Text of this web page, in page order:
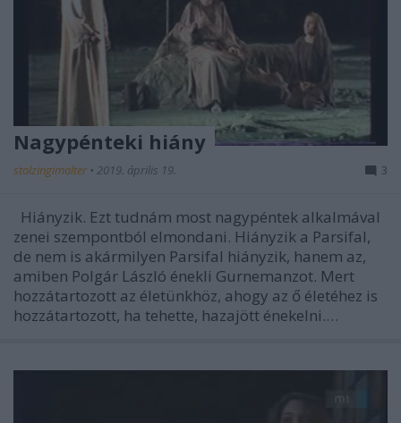
Nagypénteki hiány
stolzingimalter • 2019. április 19. 3
Hiányzik. Ezt tudnám most nagypéntek alkalmával
zenei szempontból elmondani. Hiányzik a Parsifal,
de nem is akármilyen Parsifal hiányzik, hanem az,
amiben Polgár László énekli Gurnemanzot. Mert
hozzátartozott az életünkhöz, ahogy az ő életéhez is
hozzátartozott, ha tehette, hazajött énekelni.…